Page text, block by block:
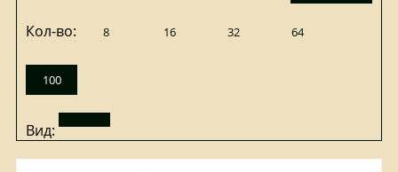
Кол-во: 8 16 32 64
100
Вид: